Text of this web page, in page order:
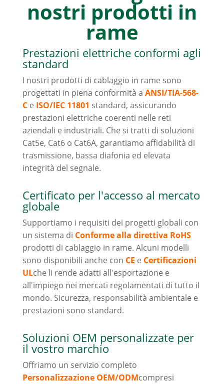
nostri prodotti in
rame
Prestazioni elettriche conformi agli
standard
I nostri prodotti di cablaggio in rame sono
progettati in piena conformità a ANSI/TIA-568-
Ce ISO/IEC 11801 standard, assicurando
prestazioni elettriche coerenti nelle reti
aziendali e industriali. Che si tratti di soluzioni
Cat5e, Cat6 o Cat6A, garantiamo affidabilità di
trasmissione, bassa diafonia ed elevata
integrità del segnale.
Certificato per l'accesso al mercato
globale
Supportiamo i requisiti dei progetti globali con
un sistema di Conforme alla direttiva RoHS
prodotti di cablaggio in rame. Alcuni modelli
sono disponibili anche con CE e Certificazioni
ULche li rende adatti all'esportazione e
all'impiego nei mercati regolamentati di tutto il
mondo. Sicurezza, responsabilità ambientale e
prestazioni sono standard.
Soluzioni OEM personalizzate per
il vostro marchio
Offriamo un servizio completo
Personalizzazione OEM/ODMcompresi